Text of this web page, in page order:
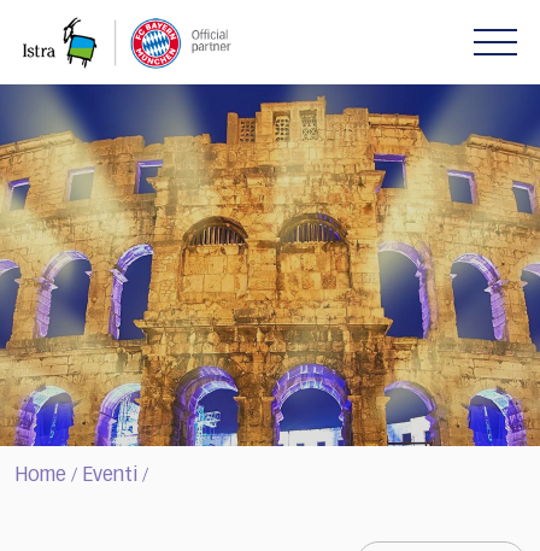
note:
website
includes
an
accessibility
system.
Home / Eventi /